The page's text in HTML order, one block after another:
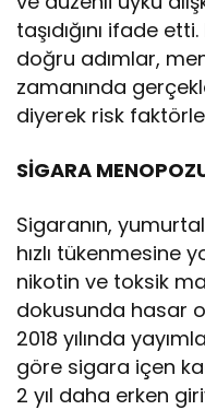
taşıdığını ifade
doğru adımlar,
zamanında
diyerek risk
SİGARA
Sigaranın,
hızlı tükenmesine
nikotin ve toksik
dokusunda hasar
2018 yılında
göre sigara içen
2 yıl daha erken